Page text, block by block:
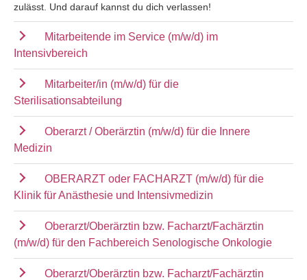
zulässt. Und darauf kannst du dich verlassen!
Mitarbeitende im Service (m/w/d) im
Intensivbereich
Mitarbeiter/in (m/w/d) für die
Sterilisationsabteilung
Oberarzt / Oberärztin (m/w/d) für die Innere
Medizin
OBERARZT oder FACHARZT (m/w/d) für die
Klinik für Anästhesie und Intensivmedizin
Oberarzt/Oberärztin bzw. Facharzt/Fachärztin
(m/w/d) für den Fachbereich Senologische Onkologie
Oberarzt/Oberärztin bzw. Facharzt/Fachärztin